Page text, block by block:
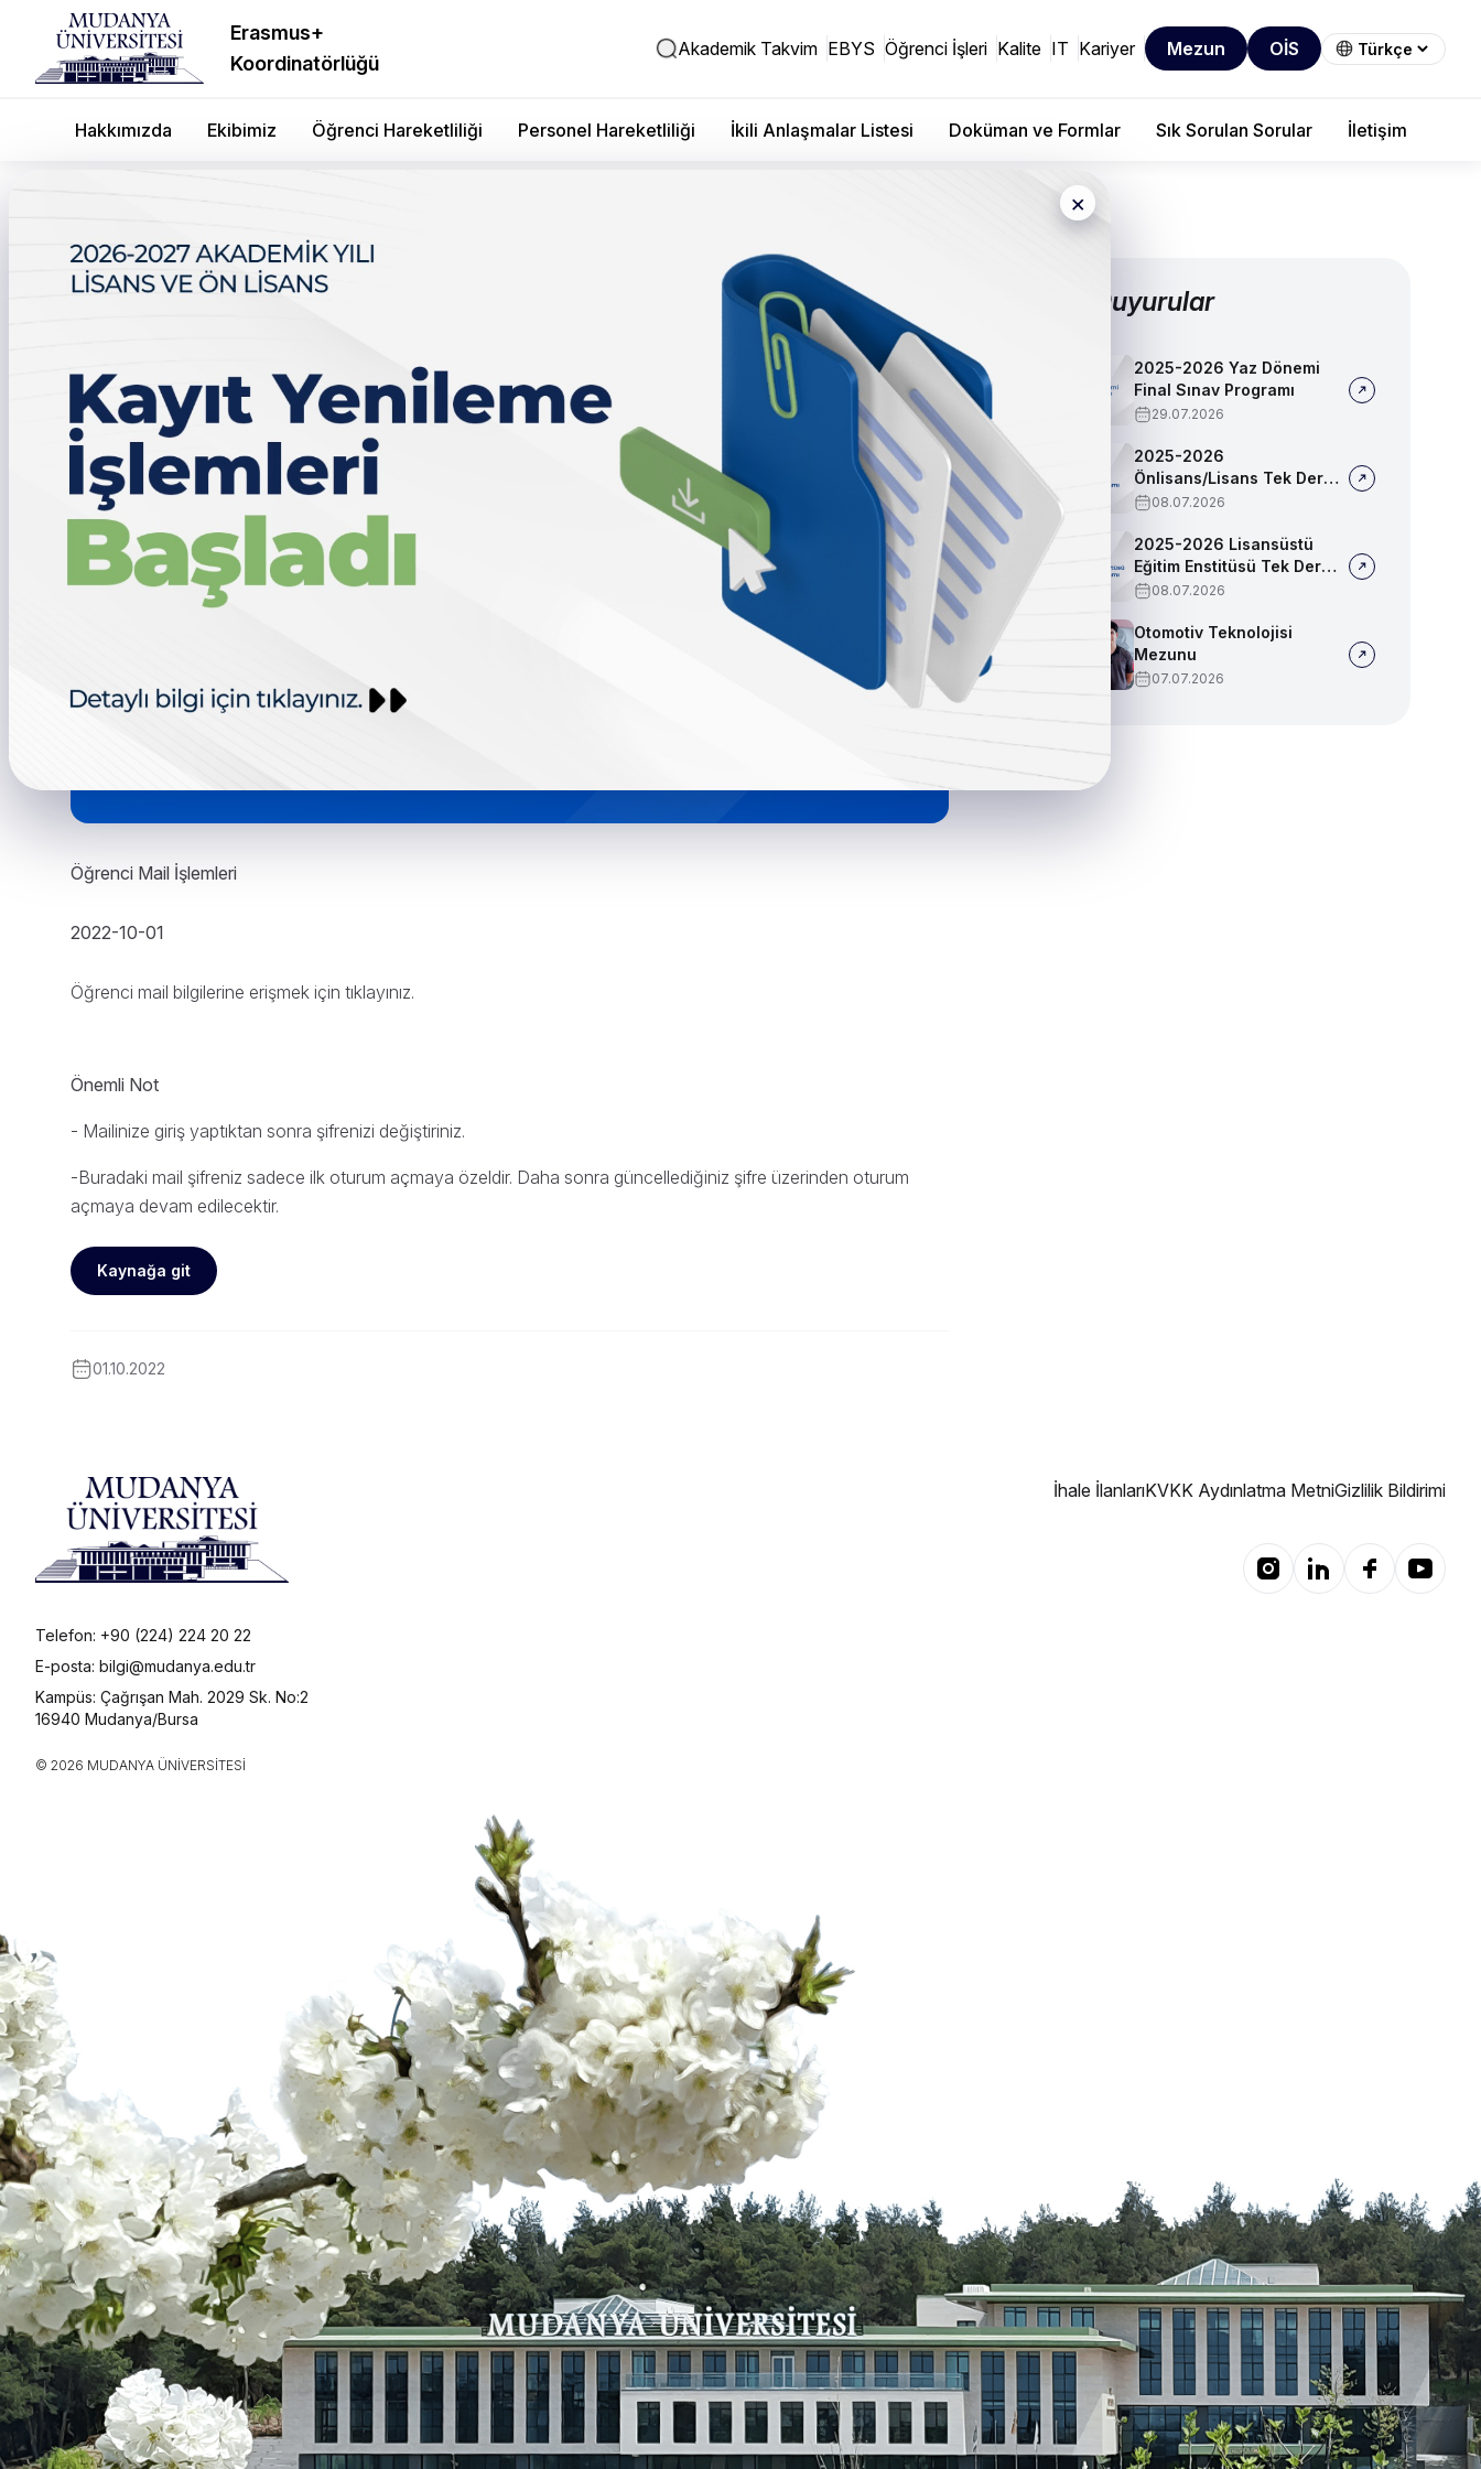
Erasmus+
Koordinatörlüğü
Akademik Takvim EBYS Öğrenci İşleri Kalite IT Kariyer Mezun OİS
Hakkımızda Ekibimiz Öğrenci Hareketliliği Personel Hareketliliği İkili Anlaşmalar Listesi Doküman ve Formlar Sık Sorulan Sorular İletişim
×
Öğrenci Mail İşlemleri
Öğrenci Mail İşlemleri
2022-10-01
Öğrenci mail bilgilerine erişmek için tıklayınız.
Önemli Not
- Mailinize giriş yaptıktan sonra şifrenizi değiştiriniz.
-Buradaki mail şifreniz sadece ilk oturum açmaya özeldir. Daha sonra güncellediğiniz şifre üzerinden oturum
açmaya devam edilecektir.
Kaynağa git
01.10.2022
Diğer Duyurular
2025-2026 Yaz Dönemi
Final Sınav Programı
29.07.2026
2025-2026
Önlisans/Lisans Tek Ders
Sınav Programı
08.07.2026
2025-2026 Lisansüstü
Eğitim Enstitüsü Tek Ders
Sınav Programı
08.07.2026
Otomotiv Teknolojisi
Mezunu
07.07.2026
Telefon: +90 (224) 224 20 22
E-posta: bilgi@mudanya.edu.tr
Kampüs: Çağrışan Mah. 2029 Sk. No:2
16940 Mudanya/Bursa
© 2026 MUDANYA ÜNIVERSITESI
İhale İlanlarıKVKK Aydınlatma MetniGizlilik Bildirimi